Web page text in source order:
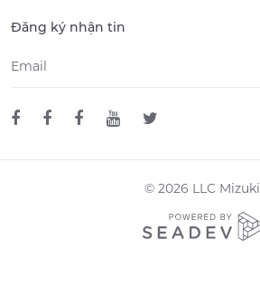
Đăng ký nhận tin
Email
© 2026 LLC Mizuki